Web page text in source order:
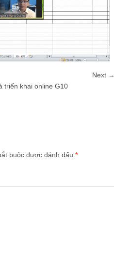
Next →
triển khai online G10
buộc được đánh dấu *